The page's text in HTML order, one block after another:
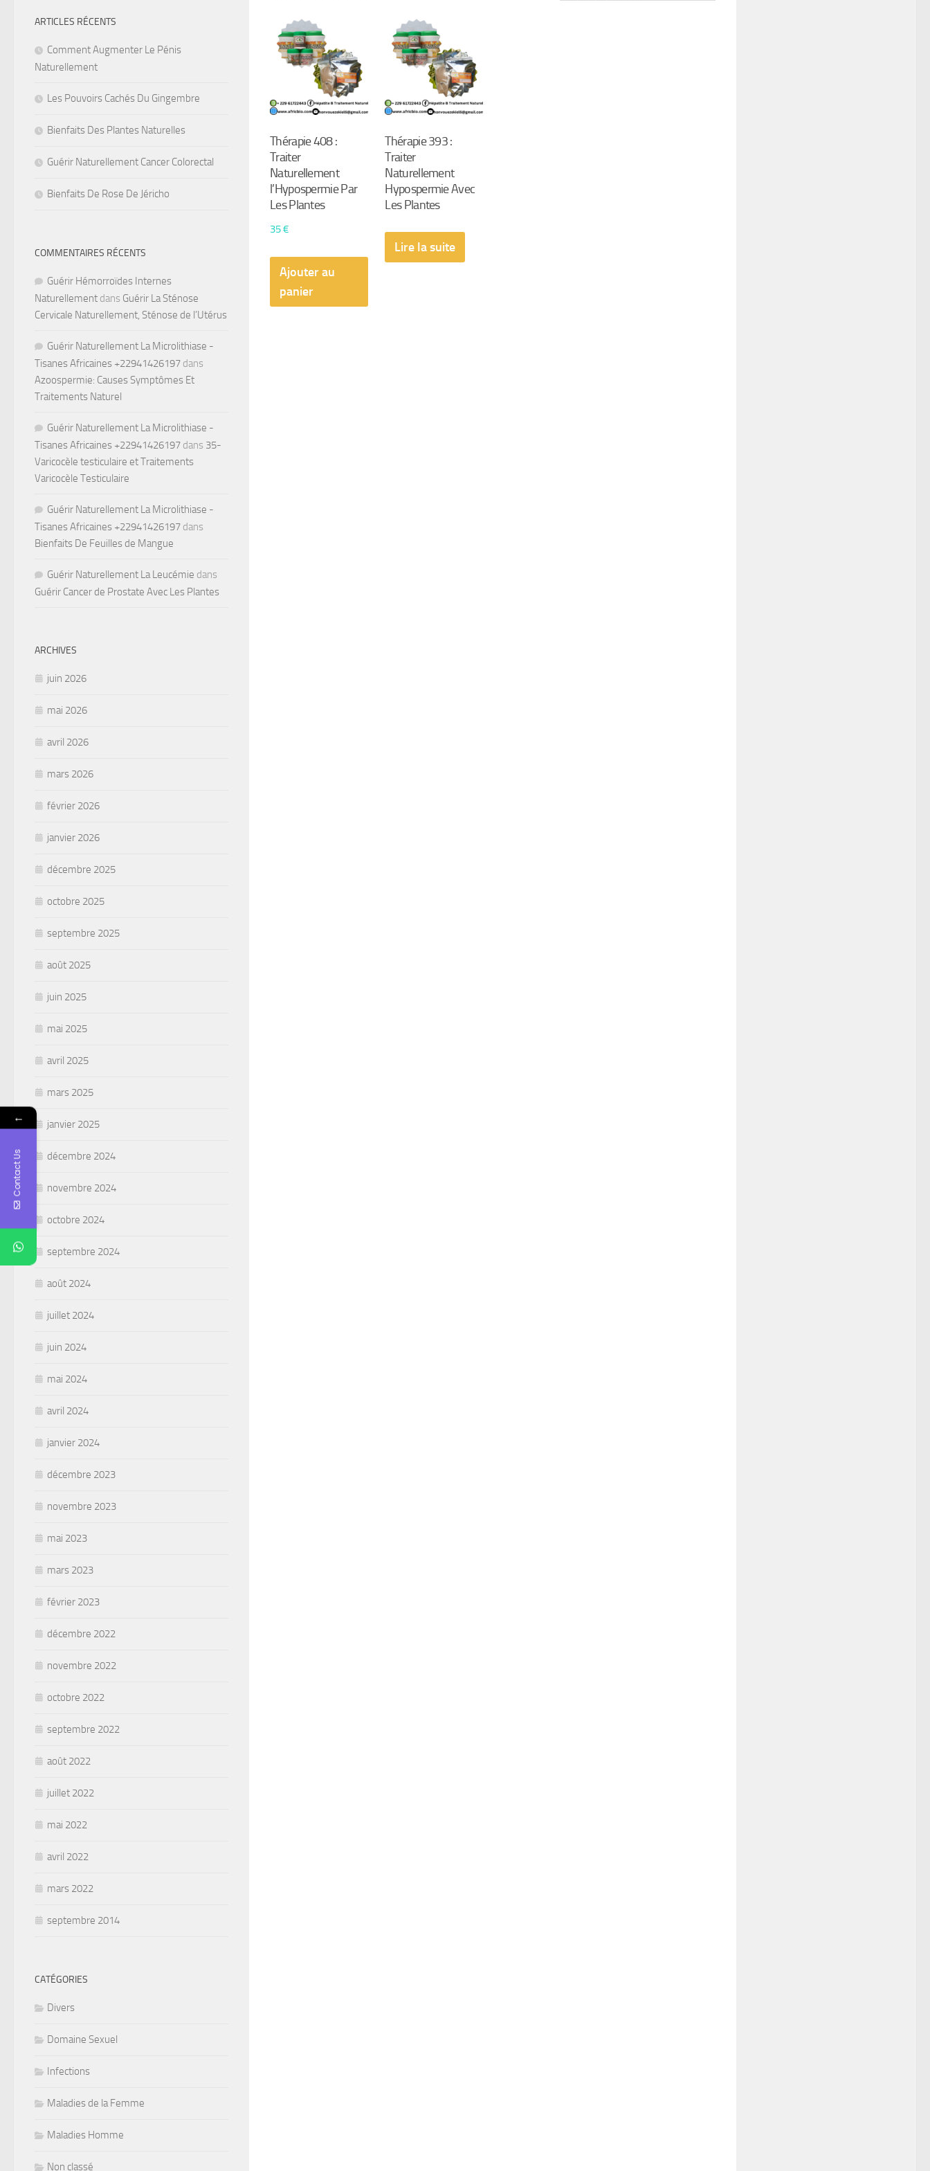
popularité
Thérapie 408 :
Traiter
Naturellement
l’Hypospermie Par
Les Plantes
35€
Ajouter au
panier
Thérapie 393 :
Traiter
Naturellement
Hypospermie Avec
Les Plantes
Lire la suite
ARTICLES RÉCENTS
Comment Augmenter Le Pénis
Naturellement
Les Pouvoirs Cachés Du Gingembre
Bienfaits Des Plantes Naturelles
Guérir Naturellement Cancer Colorectal
Bienfaits De Rose De Jéricho
COMMENTAIRES RÉCENTS
Guérir Hémorroïdes Internes
Naturellement dans Guérir La Sténose
Cervicale Naturellement, Sténose de l’Utérus
Guérir Naturellement La Microlithiase -
Tisanes Africaines +22941426197 dans
Azoospermie: Causes Symptômes Et
Traitements Naturel
Guérir Naturellement La Microlithiase -
Tisanes Africaines +22941426197 dans 35-
Varicocèle testiculaire et Traitements
Varicocèle Testiculaire
Guérir Naturellement La Microlithiase -
Tisanes Africaines +22941426197 dans
Bienfaits De Feuilles de Mangue
Guérir Naturellement La Leucémie dans
Guérir Cancer de Prostate Avec Les Plantes
ARCHIVES
juin 2026
mai 2026
avril 2026
mars 2026
février 2026
janvier 2026
décembre 2025
octobre 2025
septembre 2025
août 2025
juin 2025
mai 2025
avril 2025
mars 2025
janvier 2025
décembre 2024
novembre 2024
octobre 2024
septembre 2024
août 2024
juillet 2024
juin 2024
mai 2024
avril 2024
janvier 2024
décembre 2023
novembre 2023
mai 2023
mars 2023
février 2023
décembre 2022
novembre 2022
octobre 2022
septembre 2022
août 2022
juillet 2022
mai 2022
avril 2022
mars 2022
septembre 2014
CATÉGORIES
Divers
Domaine Sexuel
Infections
Maladies de la Femme
Maladies Homme
Non classé
←
Contact Us